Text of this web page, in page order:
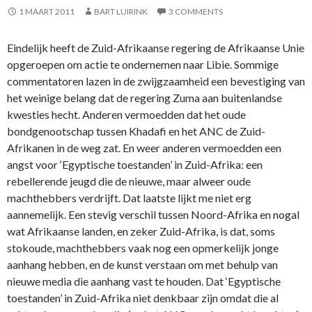
1 MAART 2011 BART LUIRINK 3 COMMENTS
Eindelijk heeft de Zuid-Afrikaanse regering de Afrikaanse Unie
opgeroepen om actie te ondernemen naar Libie. Sommige
commentatoren lazen in de zwijgzaamheid een bevestiging van
het weinige belang dat de regering Zuma aan buitenlandse
kwesties hecht. Anderen vermoedden dat het oude
bondgenootschap tussen Khadafi en het ANC de Zuid-
Afrikanen in de weg zat. En weer anderen vermoedden een
angst voor ‘Egyptische toestanden’ in Zuid-Afrika: een
rebellerende jeugd die de nieuwe, maar alweer oude
machthebbers verdrijft. Dat laatste lijkt me niet erg
aannemelijk. Een stevig verschil tussen Noord-Afrika en nogal
wat Afrikaanse landen, en zeker Zuid-Afrika, is dat, soms
stokoude, machthebbers vaak nog een opmerkelijk jonge
aanhang hebben, en de kunst verstaan om met behulp van
nieuwe media die aanhang vast te houden. Dat ‘Egyptische
toestanden’ in Zuid-Afrika niet denkbaar zijn omdat die al